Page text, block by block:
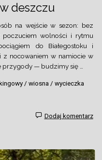
deszczu
na wejście w sezon: bez
wolności i rytmu
do Białegostoku i
nocowaniem w namiocie w
przygody — budzimy się …
/ wiosna/ wycieczka
Dodaj komentarz